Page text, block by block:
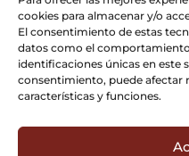
cookies para almacenar y/o
El consentimiento de estas
datos como el
identificaciones únicas en este
consentimiento, puede afectar
características y funciones.